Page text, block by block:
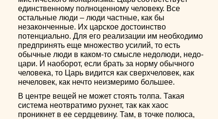
единственному полноценному человеку. Все
остальные люди – люди частные, как бы
незаконченные. Их царское достоинство
потенциально. Для его реализации им необходимо
предпринять еще множество усилий, то есть
обычные люди в каком-то смысле недолюди, недо-
цари. И наоборот, если брать за норму обычного
человека, то Царь видится как сверхчеловек, как
нечеловек, как нечто неизмеримо большее.
В центре вещей не может стоять толпа. Такая
система неотвратимо рухнет, так как хаос
проникнет в ее сердцевину. Там, в точке полюса,